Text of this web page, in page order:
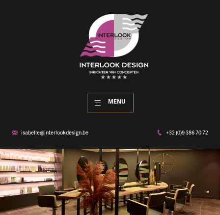
MENU
isabelle@interlookdesign.be +32 (0)9 386 70 72